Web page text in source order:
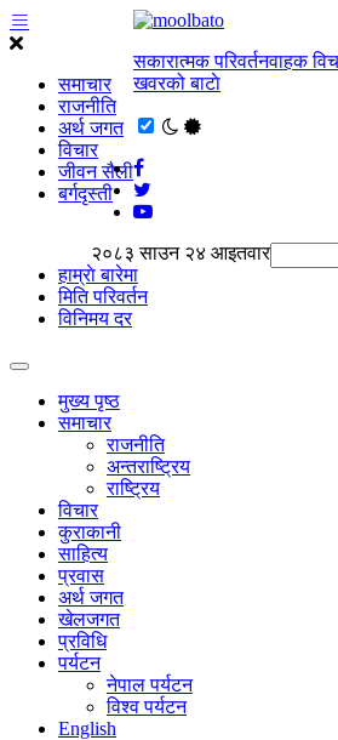
समाचार
राजनीति
अर्थ जगत
विचार
जीवन सैली
बर्गदृस्ती
सकारात्मक परिवर्तनवाहक
खवरको बाटाे
२०८३ साउन २४ आइतवार
हाम्राे बारेमा
मिति परिवर्तन
विनिमय दर
मुख्य पृष्ठ
समाचार
राजनीति
अन्तराष्ट्रिय
राष्ट्रिय
विचार
कुराकानी
साहित्य
प्रवास
अर्थ जगत
खेलजगत
प्रविधि
पर्यटन
नेपाल पर्यटन
विश्व पर्यटन
English